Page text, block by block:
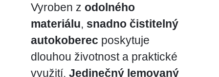
Vyroben z odolného
materiálu, snadno čistitelný
autokoberec poskytuje
dlouhou životnost a praktické
využití. Jedinečný lemovaný